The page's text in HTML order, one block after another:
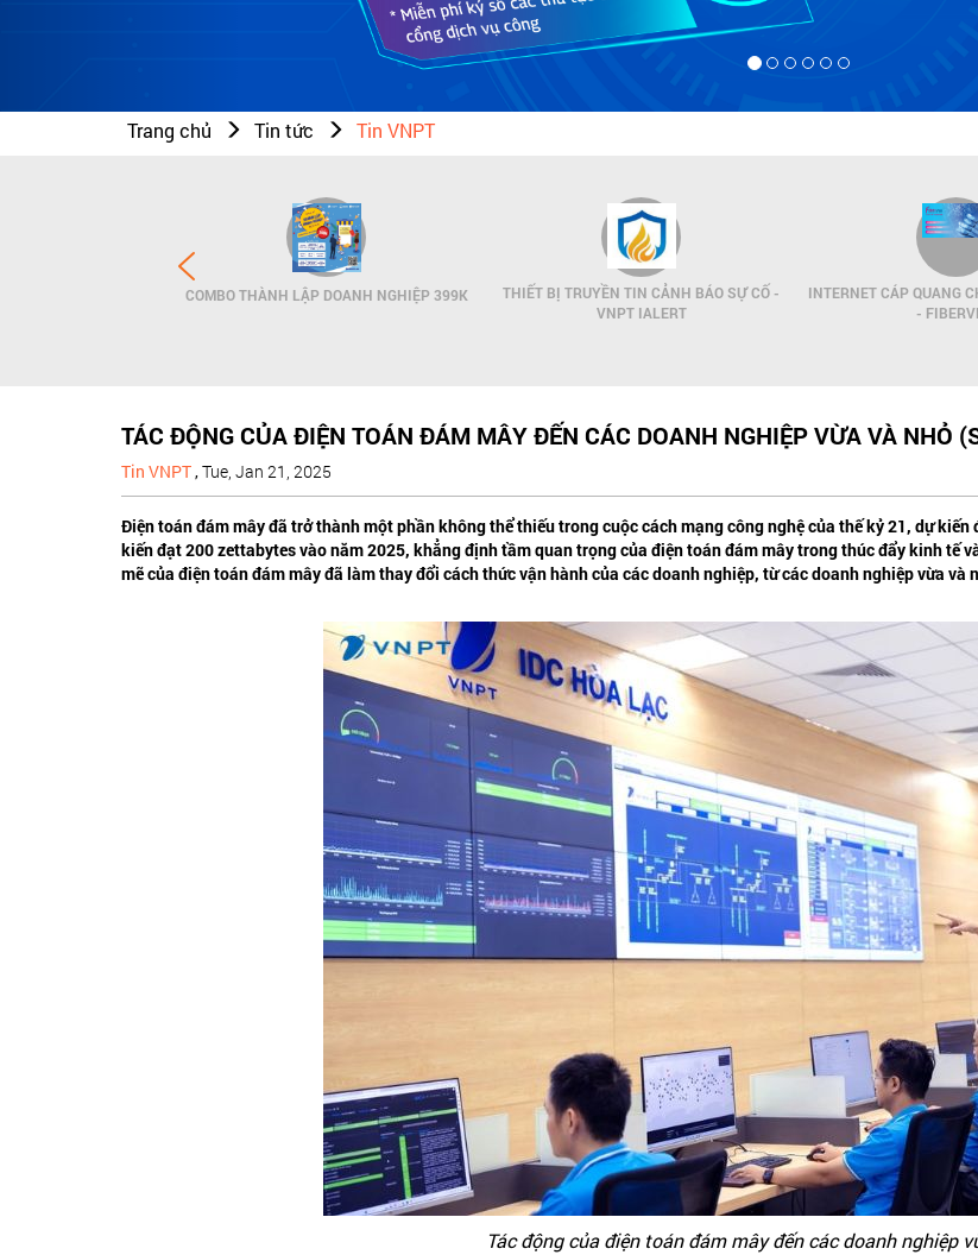
Trang chủ Tin tức Tin VNPT
COMBO THÀNH LẬP DOANH NGHIỆP 399K
THIẾT BỊ TRUYỀN TIN CẢNH BÁO SỰ CỐ -
VNPT IALERT
INTERNET CÁP QUANG
-
TÁC ĐỘNG CỦA ĐIỆN TOÁN ĐÁM MÂY ĐẾN CÁC DOANH NGHIỆP VỪA VÀ NHỎ
Tin VNPT,Tue, Jan 21, 2025
Điện toán đám mây đã trở thành một phần không thể thiếu trong cuộc cách mạng công nghệ của thế kỷ 21, dự
kiến đạt 200 zettabytes vào năm 2025, khẳng định tầm quan trọng của điện toán đám mây trong thúc đẩy kinh tế
mẽ của điện toán đám mây đã làm thay đổi cách thức vận hành của các doanh nghiệp, từ các doanh nghiệp vừa và
Tác động của điện toán đám mây đến các doanh nghiệp